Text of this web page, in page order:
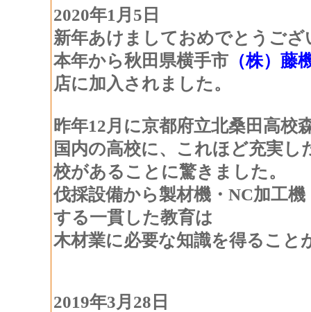
2020年1月5日
新年あけましておめでとうござ
本年から秋田県横手市 （株）藤
店に加入されました。
昨年12月に京都府立北桑田高校
国内の高校に、これほど充実し
校があることに驚きました。
伐採設備から製材機・NC加工
する一貫した教育は
木材業に必要な知識を得ること
2019年3月28日